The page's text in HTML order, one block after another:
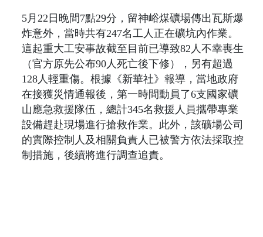
5月22日晚間7點29分，留神峪煤礦場傳出瓦斯爆
炸意外，當時共有247名工人正在礦坑內作業。
這起重大工安事故截至目前已導致82人不幸喪生
（官方原先公布90人死亡後下修），另有超過
128人輕重傷。根據《新華社》報導，當地政府
在接獲災情通報後，第一時間動員了6支國家礦
山應急救援隊伍，總計345名救援人員攜帶專業
設備趕赴現場進行搶救作業。此外，該礦場公司
的實際控制人及相關負責人已被警方依法採取控
制措施，後續將進行調查追責。